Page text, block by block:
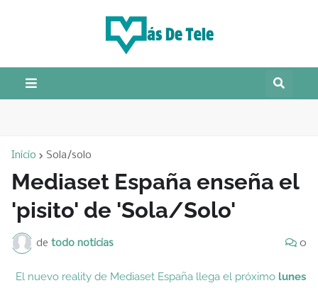
Inicio Sola/solo
Mediaset España enseña el
'pisito' de 'Sola/Solo'
de todo noticias 0
El nuevo reality de Mediaset España llega el próximo lunes